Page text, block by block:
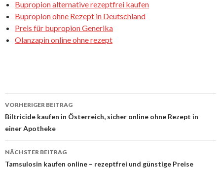
Bupropion alternative rezeptfrei kaufen
Bupropion ohne Rezept in Deutschland
Preis für bupropion Generika
Olanzapin online ohne rezept
Beitrags-
Navigation
VORHERIGER BEITRAG
Biltricide kaufen in Österreich, sicher online ohne Rezept in
einer Apotheke
NÄCHSTER BEITRAG
Tamsulosin kaufen online – rezeptfrei und günstige Preise